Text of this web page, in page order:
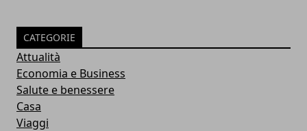
CATEGORIE
Attualità
Economia e Business
Salute e benessere
Casa
Viaggi